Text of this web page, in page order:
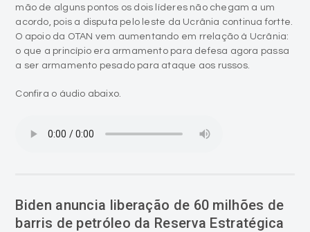
mão de alguns pontos os dois líderes não chegam a um
acordo, pois a disputa pelo leste da Ucrânia continua fortte.
O apoio da OTAN vem aumentando em rrelação à Ucrânia:
o que a princípio era armamento para defesa agora passa
a ser armamento pesado para ataque aos russos.
Confira o áudio abaixo.
Biden anuncia liberação de 60 milhões de
barris de petróleo da Reserva Estratégica